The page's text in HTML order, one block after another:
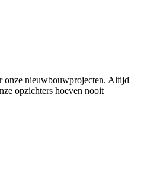
onze nieuwbouwprojecten. Altijd
opzichters hoeven nooit